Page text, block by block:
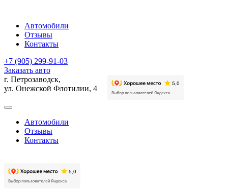
Автомобили
Отзывы
Контакты
+7 (905) 299-91-03
Заказать авто
г. Петрозаводск,
ул. Онежской Флотилии, 4
Автомобили
Отзывы
Контакты